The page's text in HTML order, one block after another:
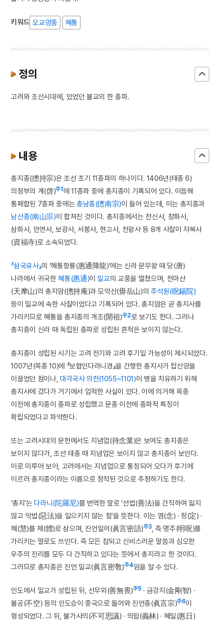
키워드 오교양종 혜통
정의
고려와 조선시대에, 있었던 불교의 한 종파.
내용
총지종(摠持宗)은 조선 초기 11종파의 하나이다. 1406년(태종 6)
의정부의 계(啓)주1 에 11종파 중에 총지종이 기록되어 있다. 이듬해
통페합된 7종파 중에는 총남종(摠南宗)이 들어 있는데, 이는 총지종과
남산종(南山宗)이 합쳐진 것이다. 총지종에서는 천신사, 창화사,
삼화사, 만연사, 보광사, 서봉사, 현고사, 천왕사 등 8개 사찰이 자복사
(資福寺)로 소속되었다.
『삼국유사』의 ‘혜통항룡(惠通降龍)’에는 신라 문무왕 때 당(唐)
나라에서 귀국한혜통(惠通)이 밀교의 교풍을 떨쳤으며, 천마산
(天摩山)의 총지암(摠持庵)과 모악산(毋岳山)의 주석원(呪錫院)
등이 밀교에 속한 사찰이었다고 기록되어 있다. 총지암은 곧 총지사를
가리키므로 혜통을 총지종의 개조(開祖)주2로 보기도 한다. 그러나
총지종이 신라 때 독립된 종파로 성립된 흔적은 보이지 않는다.
총지종이 성립된 시기는 고려 전기와 고려 후기일 가능성이 제시되었다.
1007년(목종 10)에 『보협인다라니경』을 간행한 총지사가 탑신앙을
이끌었던 점이나, 대각국사 의천(1055~1101)이 병을 치유하기 위해
총지사에 갔다가 거기에서 입적한 사실이 있다. 이에 의거해 목종
이전에 총지종이 종파로 성립했고 문종 이전에 종파적 특징이
확립되었다고 파악한다.
또는 고려시대의 문헌에서도 지념업(持念業)은 보여도 총지종은
보이지 않다가, 조선 태종 때 지념업은 보이지 않고 총지종이 보인다.
이로 미루어 보아, 고려에서는 지념업으로 통칭되어 오다가 후기에
이르러 총지종이라는 이름으로 정착된 것으로 추정하기도 한다.
‘총지’는 다라니(陀羅尼)를 번역한 말로 '선법(善法)을 간직하여 잃지
않고 악법(惡法)을 일으키지 않는 힘'을 뜻한다. 이는 염(念) · 정(定) ·
혜(慧)를 체(體)로 삼으며, 진언밀어(眞言密語)주3, 즉 명주(明呪)를
가리키는 말로도 쓰인다. 즉 모든 참되고 신비스러운 말씀과 심오한
우주의 진리를 모두 다 간직하고 있다는 뜻에서 총지라고 한 것이다.
그러므로 총지종은 진언 밀교(眞言密敎)주4임을 알 수 있다.
인도에서 밀교가 성립된 뒤, 선무외(善無畏)주5· 금강지(金剛智) ·
불공(不空) 등의 인도승이 중국으로 들어와 진언종(眞言宗)주6이
형성되었다. 그 뒤, 불가사의(不可思議) · 의림(義林) · 혜일(惠日)